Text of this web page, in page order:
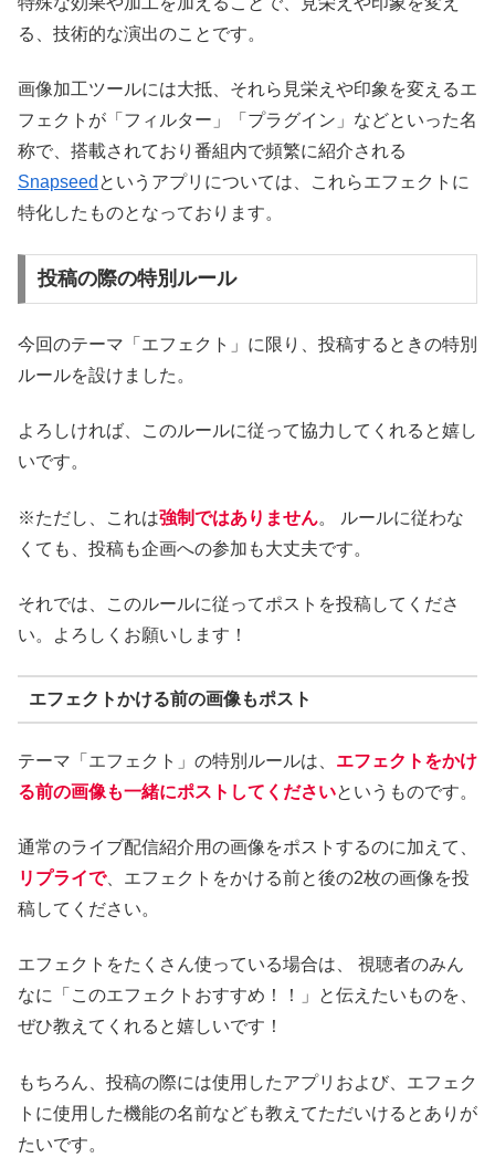
る、技術的な演出のことです。
画像加工ツールには大抵、それら見栄えや印象を変えるエ
フェクトが「フィルター」「プラグイン」などといった名
称で、搭載されており番組内で頻繁に紹介される
Snapseed というアプリについては、これらエフェクトに
特化したものとなっております。
投稿の際の特別ルール
今回のテーマ「エフェクト」に限り、投稿するときの特別
ルールを設けました。
よろしければ、このルールに従って協力してくれると嬉し
いです。
※ただし、これは強制ではありません。 ルールに従わな
くても、投稿も企画への参加も大丈夫です。
それでは、このルールに従ってポストを投稿してくださ
い。よろしくお願いします！
エフェクトかける前の画像もポスト
テーマ「エフェクト」の特別ルールは、 エフェクトをかけ
る前の画像も一緒にポストしてくださいというものです。
通常のライブ配信紹介用の画像をポストするのに加えて、
リプライで、エフェクトをかける前と後の2枚の画像を投
稿してください。
エフェクトをたくさん使っている場合は、 視聴者のみん
なに「このエフェクトおすすめ！！」と伝えたいものを、
ぜひ教えてくれると嬉しいです！
もちろん、投稿の際には使用したアプリおよび、エフェク
トに使用した機能の名前なども教えてただいけるとありが
たいです。